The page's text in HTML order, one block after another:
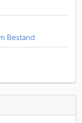
Bestand